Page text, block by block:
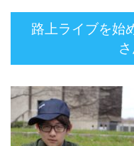
路上ライブを始